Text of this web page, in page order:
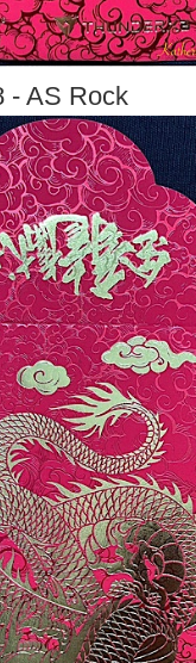
- AS Rock